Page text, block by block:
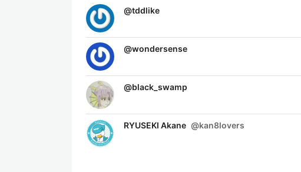
@tddlike
@wondersense
@black_swamp
RYUSEKI Akane @kan8lovers